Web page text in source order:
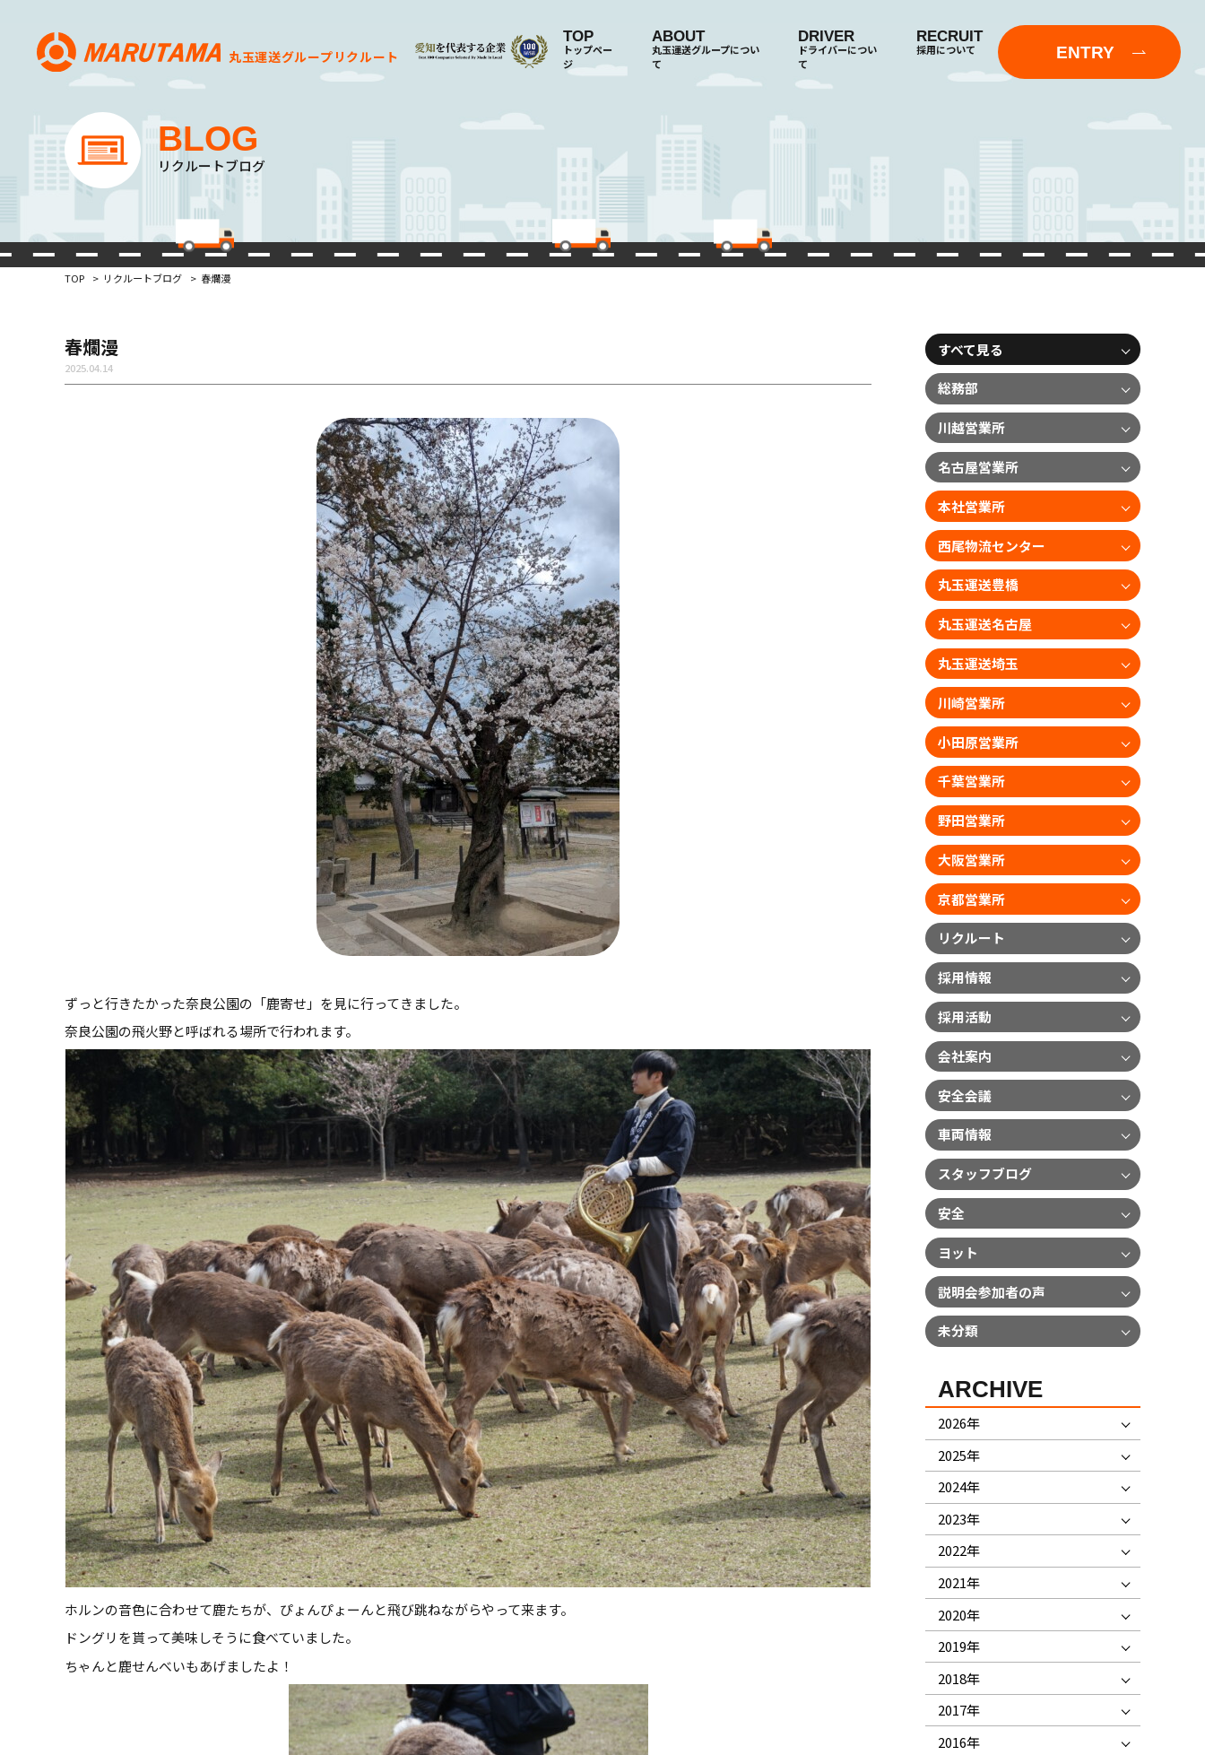
丸玉運送グループ リクルート
TOP
トップペー
ジ
ABOUT
丸玉運送グループについ
て
DRIVER
ドライバーについ
て
RECRUIT
採用について ENTRY
BLOG
リクルートブログ
TOP リクルートブログ 春爛漫
春爛漫
2025.04.14
ずっと行きたかった奈良公園の「鹿寄せ」を見に行ってきました。
奈良公園の飛火野と呼ばれる場所で行われます。
ホルンの音色に合わせて鹿たちが、ぴょんぴょーんと飛び跳ねながらやって来ます。
ドングリを貰って美味しそうに食べていました。
ちゃんと鹿せんべいもあげましたよ！
すべて見る
総務部
川越営業所
名古屋営業所
本社営業所
西尾物流センター
丸玉運送豊橋
丸玉運送名古屋
丸玉運送埼玉
川崎営業所
小田原営業所
千葉営業所
野田営業所
大阪営業所
京都営業所
リクルート
採用情報
採用活動
会社案内
安全会議
車両情報
スタッフブログ
安全
ヨット
説明会参加者の声
未分類
ARCHIVE
2026年
2025年
2024年
2023年
2022年
2021年
2020年
2019年
2018年
2017年
2016年